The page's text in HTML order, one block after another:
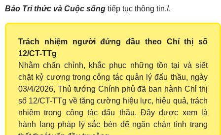
Báo Tri thức và Cuộc sống tiếp tục thông tin./.
Trách nhiệm người đứng đầu theo Chỉ thị số
12/CT-TTg
Nhằm chấn chỉnh, khắc phục những tồn tại và siết
chặt kỷ cương trong công tác quản lý đấu thầu, ngày
03/4/2026, Thủ tướng Chính phủ đã ban hành Chỉ thị
số 12/CT-TTg về tăng cường hiệu lực, hiệu quả, trách
nhiệm trong công tác đấu thầu. Đây được xem là
hành lang pháp lý sắc bén để ngăn chặn tình trạng